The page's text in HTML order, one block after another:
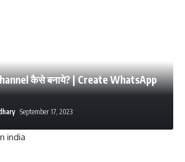
कैसे बनाये? | Create WhatsApp
September 17, 2023